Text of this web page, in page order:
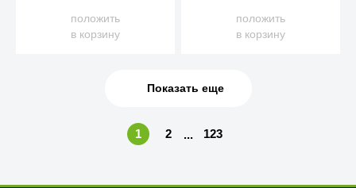
положить
в корзину
положить
в корзину
Показать еще
1 2 ... 123